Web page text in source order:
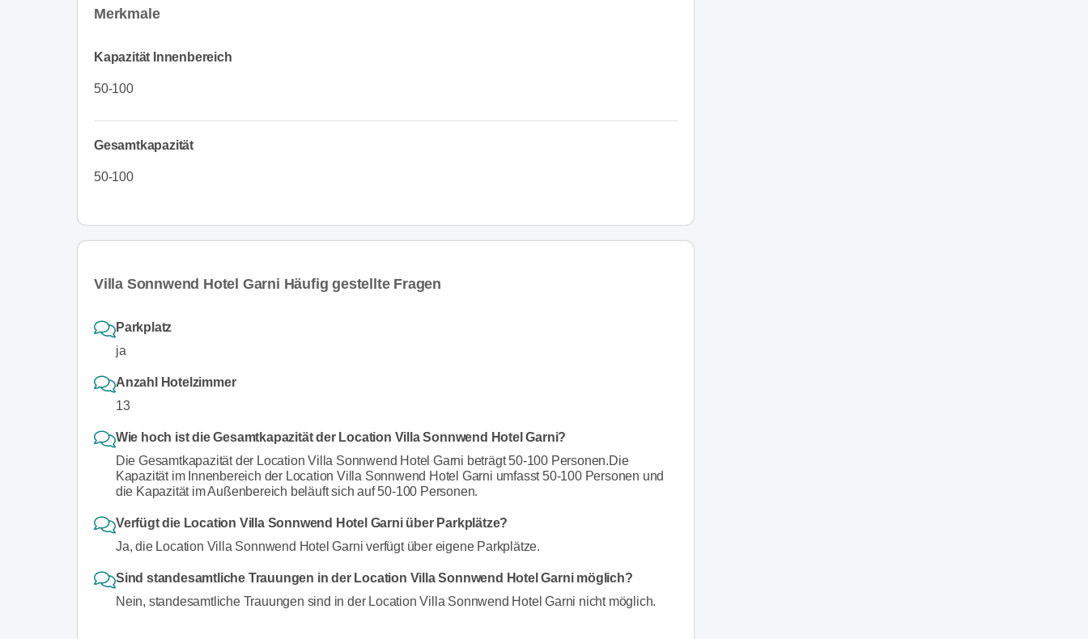
Merkmale
Kapazität Innenbereich
50-100
Gesamtkapazität
50-100
Villa Sonnwend Hotel Garni Häufig gestellte Fragen
Parkplatz
ja
Anzahl Hotelzimmer
13
Wie hoch ist die Gesamtkapazität der Location Villa Sonnwend Hotel Garni?
Die Gesamtkapazität der Location Villa Sonnwend Hotel Garni beträgt 50-100 Personen.Die
Kapazität im Innenbereich der Location Villa Sonnwend Hotel Garni umfasst 50-100 Personen und
die Kapazität im Außenbereich beläuft sich auf 50-100 Personen.
Verfügt die Location Villa Sonnwend Hotel Garni über Parkplätze?
Ja, die Location Villa Sonnwend Hotel Garni verfügt über eigene Parkplätze.
Sind standesamtliche Trauungen in der Location Villa Sonnwend Hotel Garni möglich?
Nein, standesamtliche Trauungen sind in der Location Villa Sonnwend Hotel Garni nicht möglich.